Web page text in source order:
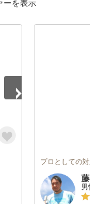
ーを表示
プロとしての